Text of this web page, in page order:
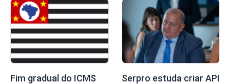
Fim gradual do ICMS
Serpro estuda criar API